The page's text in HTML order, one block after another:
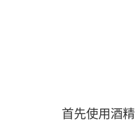
首先使用酒